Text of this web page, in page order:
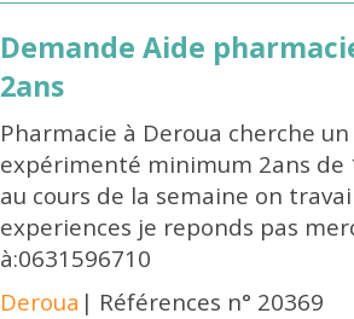
Demande Aide
2ans
Pharmacie à Deroua cherche
expérimenté minimum 2ans
au cours de la semaine on
experiences je reponds pas
à:0631596710
Deroua | Références n° 20369